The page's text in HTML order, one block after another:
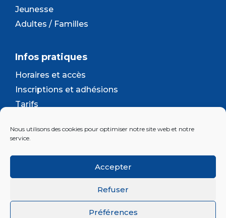
Nous utilisons des cookies pour optimiser notre site web et notre
service.
Accepter
Refuser
Préférences
Jeunesse
Adultes / Familles
Infos pratiques
Horaires et accès
Inscriptions et adhésions
Tarifs
Contact
Lettre d’information
Inscrivez-vous à la newsletter d'Enjeu